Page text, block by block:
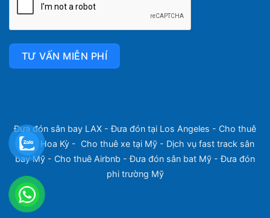
TƯ VẤN MIỄN PHÍ
Đưa đón sân bay LAX -Đưa đón tại Los Angeles - Cho thuê
xe tại Hoa Kỳ- Cho thuê xe tại Mỹ- Dịch vụ fast track sân
bay Mỹ - Cho thuê Airbnb -Đưa đón sân bat Mỹ -Đưa đón
phi trường Mỹ